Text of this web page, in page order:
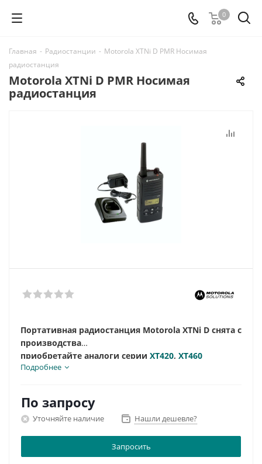
0
Главная - Радиостанции - Motorola XTNi D PMR Носимая
радиостанция
Motorola XTNi D PMR Носимая
радиостанция
Портативная радиостанция Motorola XTNi D снята с
производства
приобретайте аналоги серии XT420, XT460
Подробнее
По запросу
Уточняйте наличие Нашли дешевле?
Запросить